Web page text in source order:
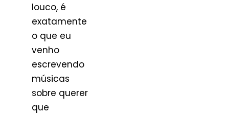
louco, é
exatamente
o que eu
venho
escrevendo
músicas
sobre querer
que